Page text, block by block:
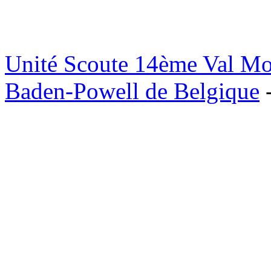
Unité Scoute 14ème Val
Baden-Powell de Belgique